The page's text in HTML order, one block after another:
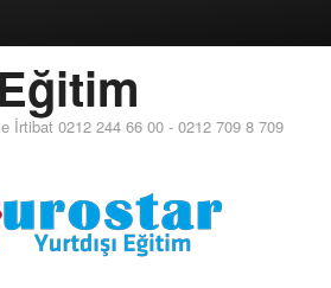
İrtibat 0212 244 66 00 - 0212 709 8 709